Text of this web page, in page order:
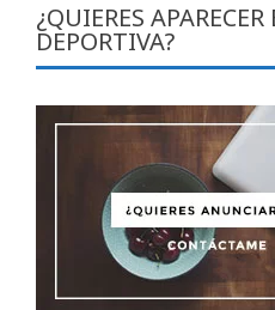
¿QUIERES
DEPORTIVA?